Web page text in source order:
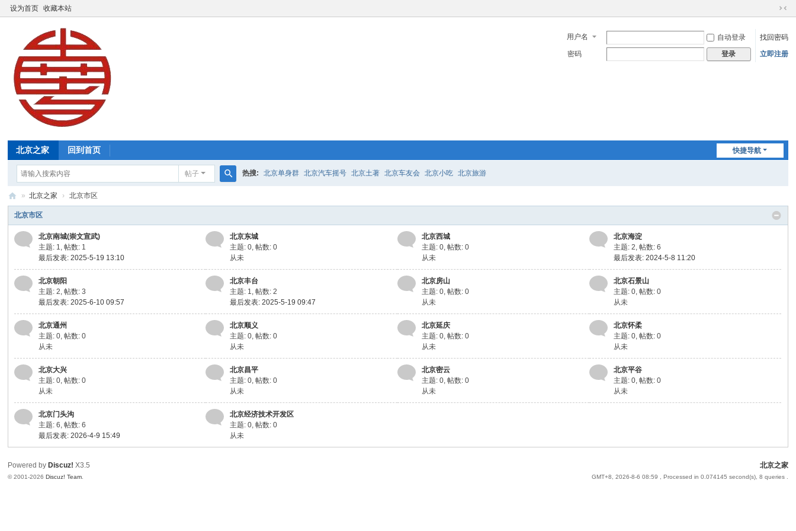
设为首页 收藏本站
切
到
窄
用户名 自动登录
找回密码
密码
登录 立即注册
快捷导航
北京之家 回到首页
帖子
索
热搜: 北京单身群 北京汽车摇号 北京土著 北京车友会 北京小吃 北京旅游
北
之
» 北京之家 › 北京市区
北京市区
北京南城(崇文宣武)
主题: 1,帖数: 1
最后发表: 2025-5-19 13:10
北京东城
主题: 0,帖数: 0
从未
北京西城
主题: 0,帖数: 0
从未
北京海淀
主题: 2,帖数: 6
最后发表: 2024-5-8 11:20
北京朝阳
主题: 2,帖数: 3
最后发表: 2025-6-10 09:57
北京丰台
主题: 1,帖数: 2
最后发表: 2025-5-19 09:47
北京房山
主题: 0,帖数: 0
从未
北京石景山
主题: 0,帖数: 0
从未
北京通州
主题: 0,帖数: 0
从未
北京顺义
主题: 0,帖数: 0
从未
北京延庆
主题: 0,帖数: 0
从未
北京怀柔
主题: 0,帖数: 0
从未
北京大兴
主题: 0,帖数: 0
从未
北京昌平
主题: 0,帖数: 0
从未
北京密云
主题: 0,帖数: 0
从未
北京平谷
主题: 0,帖数: 0
从未
北京门头沟
主题: 6,帖数: 6
最后发表: 2026-4-9 15:49
北京经济技术开发区
主题: 0,帖数: 0
从未
北京之家
GMT+8, 2026-8-6 08:59 , Processed in 0.074145 second(s), 8 queries .
Powered by Discuz! X3.5
© 2001-2026Discuz! Team